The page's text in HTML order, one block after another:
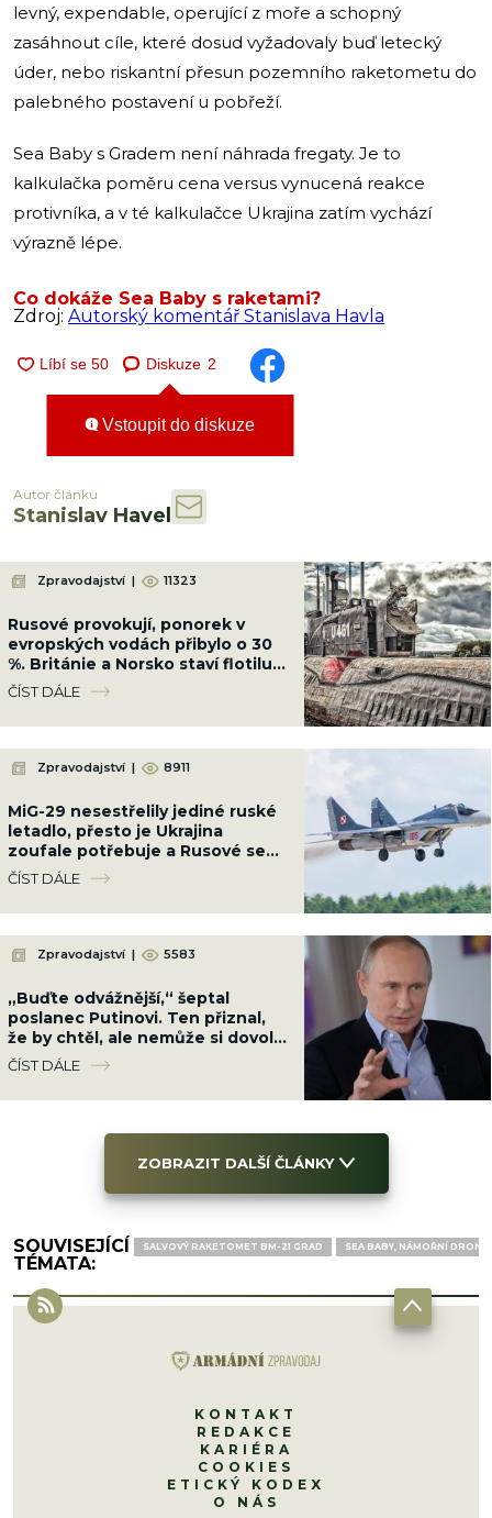
levný, expendable, operující z moře a schopný
zasáhnout cíle, které dosud vyžadovaly buď letecký
úder, nebo riskantní přesun pozemního raketometu do
palebného postavení u pobřeží.
Sea Baby s Gradem není náhrada fregaty. Je to
kalkulačka poměru cena versus vynucená reakce
protivníka, a v té kalkulačce Ukrajina zatím vychází
výrazně lépe.
Co dokáže Sea Baby s raketami?
Zdroj: Autorský komentář Stanislava Havla
Diskuze 2
Vstoupit do diskuze
Autor článku
Stanislav Havel
Zpravodajství | 11323
Rusové provokují, ponorek v
evropských vodách přibylo o 30
%. Británie a Norsko staví flotilu
13 fregat, která je bude lovit
ČÍST DÁLE
Zpravodajství | 8911
MiG-29 nesestřelily jediné ruské
letadlo, přesto je Ukrajina
zoufale potřebuje a Rusové se
bojí. Polsko jí pošle své poslední
ČÍST DÁLE
Zpravodajství | 5583
„Buďte odvážnější,“ šeptal
poslanec Putinovi. Ten přiznal,
že by chtěl, ale nemůže si dovolit
další ztráty
ČÍST DÁLE
ZOBRAZIT DALŠÍ ČLÁNKY
SOUVISEJÍCÍ
TÉMATA:
SALVOVÝ RAKETOMET BM-21 GRAD SEA BABY, NÁMOŘNÍ DRON
KONTAKT
REDAKCE
KARIÉRA
COOKIES
ETICKÝ KODEX
O NÁS